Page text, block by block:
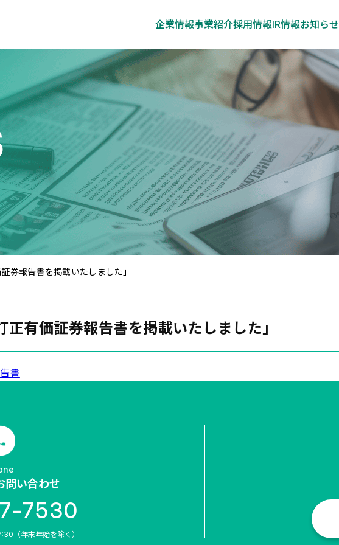
企業情報事業紹介採用情報IR情報お知らせ
券報告書を掲載いたしました」
正有価証券報告書を掲載いたしました」
書
問い合わせ
7530
（年末年始を除く）